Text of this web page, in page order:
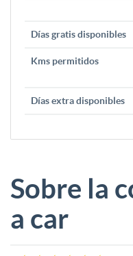
Días gratis disponibles
Kms permitidos
Días extra disponibles
Sobre la
a car